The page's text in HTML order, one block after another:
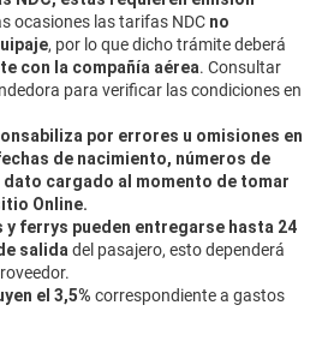
ocasiones las tarifas NDC no
, por lo que dicho trámite deberá
con la compañía aérea. Consultar
para verificar las condiciones en
por errores u omisiones en
de nacimiento, números de
cargado al momento de tomar
Online.
ferrys pueden entregarse hasta 24
salida del pasajero, esto dependerá
el 3,5% correspondiente a gastos